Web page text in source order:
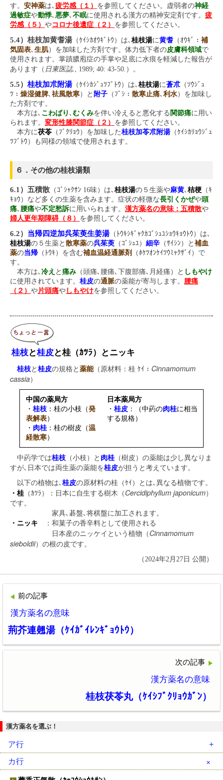
す。 安神薬は､ 疲労感（１） を参照してください。虚弱者の神経
過敏症や動悸､ 悪夢､ 不眠に使用される漢方の精神安定剤です。 疲
労感（５） やコロナ後遺症（２） を参照してください。
5.4）桂枝加黄耆湯 （ｹｲｼｶｵｳｷﾞﾄｳ）は､ 桂枝湯に黄耆 （ｵｳｷﾞ： 補
気固表､ 生肌）を加味した方剤です。体力低下者の皮膚科領域で
使用されます。掌蹟膿庖症の手掌や足底に水痕を軽減した報告が
あります（ 日東医誌. , 1989; 40: 43-50.）。
5.5） 桂枝加朮附湯（ｹｲｼｶｼﾞｭﾂﾌﾞﾄｳ）は､ 桂枝湯に蒼朮 （ｿｳｼﾞｭ
ﾂ： 燥湿健脾､ 祛風散寒）と 附子 （ﾌﾞｼ： 散寒止痛､ 利水）を加味し
た方剤です。
本方は､ こわばり ､ むくみを伴い冷えると悪化する 関節痛に用い
られます。 変形性膝関節症（２） を参照してください。
本方に茯苓 （ﾌﾞｸﾘｮｳ）を加味した桂枝加苓朮附湯（ｹｲｼｶﾘｮｳｼﾞｭ
ﾂﾌﾞﾄｳ）も同様の領域で使用されます。
６．その他の桂枝湯類
6.1）五積散 （ｺﾞｼｬｸｻﾝ 16味）は､ 桂枝湯の５生薬や麻黄､ 桔梗 （ｷ
ｷｮｳ）など多くの生薬を含みます。症状の軽微な長引くかぜや頭
痛､ 腰痛や不定愁訴に用いられます。 漢方薬名の意味：五積散や
婦人更年期障碍（８） を参照してください。
6.2） 当帰四逆加呉茱萸生姜湯（ﾄｳｷｼｷﾞｬｸｶｺﾞｼｭﾕｼｮｳｷｮｳﾄｳ）は､
桂枝湯の５生薬と 散寒薬の呉茱萸 （ｺﾞｼｭﾕ） 細辛 （ｻｲｼﾝ）と 補血
薬の当帰 （ﾄｳｷ）を含む補血温経通脈剤
（ﾎｹﾂｵﾝｹｲﾂｳﾐｬｸｻﾞｲ）で
す。
本方は､ 冷え と 痛み （頭痛､腰痛､下腹部痛､月経痛）と しもやけ
に使用されています。 桂皮の通脈の薬能が寄与します。 腰痛
（２） や片頭痛や しもやけを参照してください。
桂枝と桂皮と桂（ｶﾂﾗ）とニッキ
桂枝と桂皮の規格と薬能（原材料：桂 ｹｲ： Cinnamomum
cassia）
中国の薬局方
・桂枝 ：桂の小枝（発
表解表）
・ 肉桂 ：桂の樹皮（温
経散寒）
日本薬局方
・ 桂皮：（中葯の肉桂に相当
する規格）
中葯学では桂枝 （小枝）と 肉桂 （樹皮）の薬能は少し異なりま
すが､日本では両生薬の薬能を桂皮が担うと考えています。
以下の植物は､桂皮の原材料の桂（ｹｲ）とは､異なる植物です。
・桂 （ｶﾂﾗ）：日本に自生する樹木（Cercidiphyllum japonicum）
です。
家具､碁盤､将棋盤に加工されます。
・ニッキ ：和菓子の香辛料として使用される
日本産のニッケイという植物（Cinnamomum
sieboldii）の根の皮です。
（2024年2月27日 公開）
前の記事
漢方薬名の意味
荊芥連翹湯（ｹｲｶﾞｲﾚﾝｷﾞｮｳﾄｳ）
次の記事
漢方薬名の意味
桂枝茯苓丸（ｹｲｼﾌﾞｸﾘｮｳｶﾞﾝ）
漢方薬名を選ぶ！
ア行
安中散（ｱﾝﾁｭｳｻﾝ）
胃苓湯（ｲﾚｲﾄｳ）
カ行